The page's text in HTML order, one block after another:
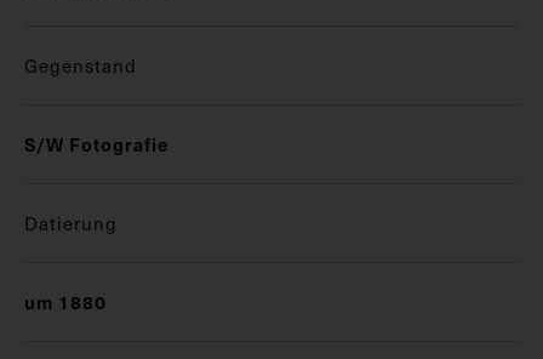
Gegenstand
S/W Fotografie
Datierung
um 1880